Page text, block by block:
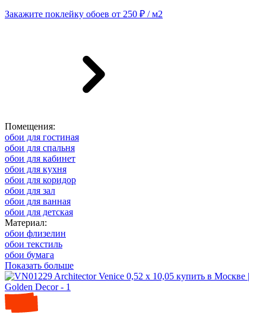
Закажите поклейку обоев от 250 ₽ / м2
Помещения:
обои для гостиная
обои для спальня
обои для кабинет
обои для кухня
обои для коридор
обои для зал
обои для ванная
обои для детская
Материал:
обои флизелин
обои текстиль
обои бумага
Показать больше